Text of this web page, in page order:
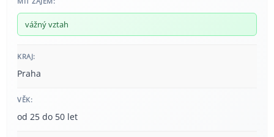
vážný vztah
KRAJ:
Praha
VĚK:
od 25 do 50 let